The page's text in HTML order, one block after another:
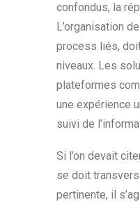
confondus, la
L’organisation
process liés,
niveaux. Les
plateformes
une expérience
suivi de
Si l’on devait
se doit
pertinente, il